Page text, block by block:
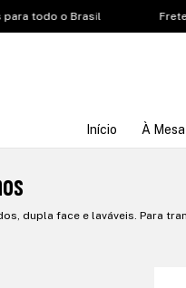
o Brasil Frete
Início À
dupla face e laváveis. Para